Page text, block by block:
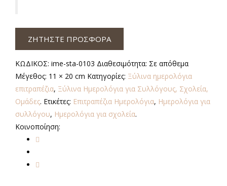
ΖΗΤΗΣΤΕ ΠΡΟΣΦΟΡΑ
ΚΩΔΙΚΟΣ: ime-sta-0103 Διαθεσιμότητα: Σε απόθεμα
Μέγεθος: 11 × 20 cm Κατηγορίες: Ξύλινα ημερολόγια
επιτραπέζια, Ξύλινα Ημερολόγια για Συλλόγους, Σχολεία,
Ομάδες. Ετικέτες: Επιτραπέζια Ημερολόγια, Ημερολόγια για
συλλόγου, Ημερολόγια για σχολεία.
Κοινοποίηση: